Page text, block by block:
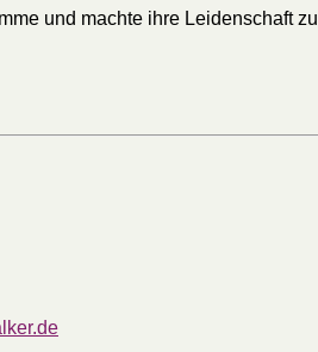
und machte ihre Leidenschaft